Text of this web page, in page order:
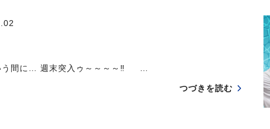
に… 週末突入ゥ～～～～‼ …
つづきを読む